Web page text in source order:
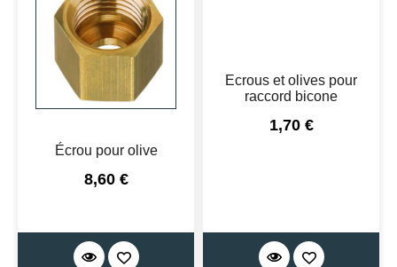
Écrou pour olive
Prix
8,60 €
Ecrous et olives pour
raccord bicone
Prix
1,70 €